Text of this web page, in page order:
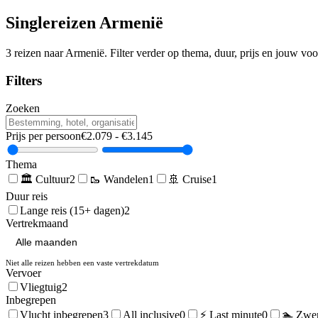
SinglereizenArmenië
3 reizen naarArmenië. Filter verder op thema, duur, prijs en jouw
Filters
Zoeken
Prijs per persoon€2.079 - €3.145
Thema
🏛️ Cultuur2 🥾 Wandelen1 🚢 Cruise1
Duur reis
Lange reis (15+ dagen)2
Vertrekmaand
Niet alle reizen hebben een vaste vertrekdatum
Vervoer
Vliegtuig2
Inbegrepen
Vlucht inbegrepen3 All inclusive0 ⚡ Last minute0 🏊